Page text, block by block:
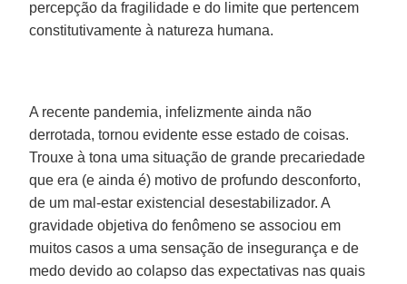
percepção da fragilidade e do limite que pertencem
constitutivamente à natureza humana.
A recente pandemia, infelizmente ainda não
derrotada, tornou evidente esse estado de coisas.
Trouxe à tona uma situação de grande precariedade
que era (e ainda é) motivo de profundo desconforto,
de um mal-estar existencial desestabilizador. A
gravidade objetiva do fenômeno se associou em
muitos casos a uma sensação de insegurança e de
medo devido ao colapso das expectativas nas quais